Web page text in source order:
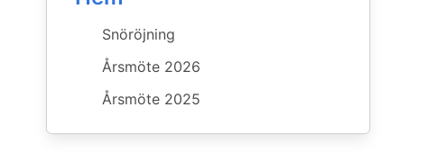
Snöröjning
Årsmöte 2026
Årsmöte 2025